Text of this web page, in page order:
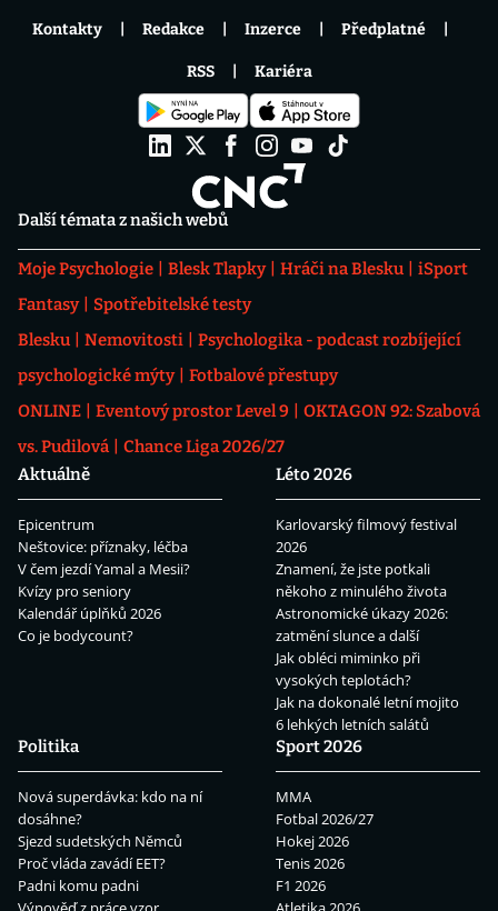
Další témata z našich webů
Moje Psychologie Blesk Tlapky Hráči na Blesku
iSport
Fantasy
Spotřebitelské testy
Blesku
Nemovitosti
Psychologika - podcast rozbíjející
psychologické mýty
Fotbalové přestupy
ONLINE
Eventový prostor Level 9
OKTAGON 92: Szabová
vs. Pudilová
Chance Liga 2026/27
Aktuálně
Epicentrum
Neštovice: příznaky, léčba
V čem jezdí Yamal a Mesii?
Kvízy pro seniory
Kalendář úplňků 2026
Co je bodycount?
Léto 2026
Karlovarský filmový festival
2026
Znamení, že jste potkali
někoho z minulého života
Astronomické úkazy 2026:
zatmění slunce a další
Jak obléci miminko při
vysokých teplotách?
Jak na dokonalé letní mojito
6 lehkých letních salátů
Politika
Nová superdávka: kdo na ní
dosáhne?
Sjezd sudetských Němců
Proč vláda zavádí EET?
Padni komu padni
Sport 2026
MMA
Fotbal 2026/27
Hokej 2026
Tenis 2026
F1 2026
Kontakty Redakce Inzerce Předplatné
RSS Kariéra